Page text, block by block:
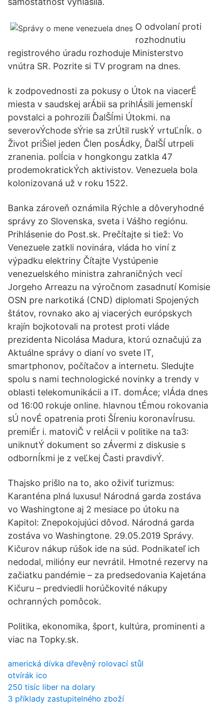
O odvolaní proti
rozhodnutiu
registrového úradu rozhoduje Ministerstvo
vnútra SR. Pozrite si TV program na dnes.
k zodpovednosti za pokusy o Útok na viacerÉ
miesta v saudskej arÁbii sa prihlÁsili jemenskÍ
povstalci a pohrozili ĎalŠÍmi Útokmi. na
severovÝchode sÝrie sa zrÚtil ruskÝ vrtuĽnÍk. o
Život priŠiel jeden Člen posÁdky, ĎalŠÍ utrpeli
zranenia. polÍcia v hongkongu zatkla 47
prodemokratickÝch aktivistov. Venezuela bola
kolonizovaná už v roku 1522.
Banka zároveň oznámila Rýchle a dôveryhodné
správy zo Slovenska, sveta i Vášho regiónu.
Prihlásenie do Post.sk. Prečítajte si tiež: Vo
Venezuele zatkli novinára, vláda ho viní z
výpadku elektriny Čítajte Vystúpenie
venezuelského ministra zahraničných vecí
Jorgeho Arreazu na výročnom zasadnutí Komisie
OSN pre narkotiká (CND) diplomati Spojených
štátov, rovnako ako aj viacerých európskych
krajín bojkotovali na protest proti vláde
prezidenta Nicolása Madura, ktorú označujú za
Aktuálne správy o dianí vo svete IT,
smartphonov, počítačov a internetu. Sledujte
spolu s nami technologické novinky a trendy v
oblasti telekomunikácii a IT. domÁce; vlÁda dnes
od 16:00 rokuje online. hlavnou tÉmou rokovania
sÚ novÉ opatrenia proti ŠÍreniu koronavÍrusu.
premiÉr i. matoviČ v relÁcii v politike na ta3:
uniknutÝ dokument so zÁvermi z diskusie s
odbornÍkmi je z veĽkej Časti pravdivÝ.
Thajsko prišlo na to, ako oživiť turizmus:
Karanténa plná luxusu! Národná garda zostáva
vo Washingtone aj 2 mesiace po útoku na
Kapitol: Znepokojujúci dôvod. Národná garda
zostáva vo Washingtone. 29.05.2019 Správy.
Kičurov nákup rúšok ide na súd. Podnikateľ ich
nedodal, milióny eur nevrátil. Hmotné rezervy na
začiatku pandémie – za predsedovania Kajetána
Kičuru – predviedli horúčkovité nákupy
ochranných pomôcok.
Politika, ekonomika, šport, kultúra, prominenti a
viac na Topky.sk.
americká dívka dřevěný rolovací stůl
otvírák ico
250 tisíc liber na dolary
3 příklady zastupitelného zboží